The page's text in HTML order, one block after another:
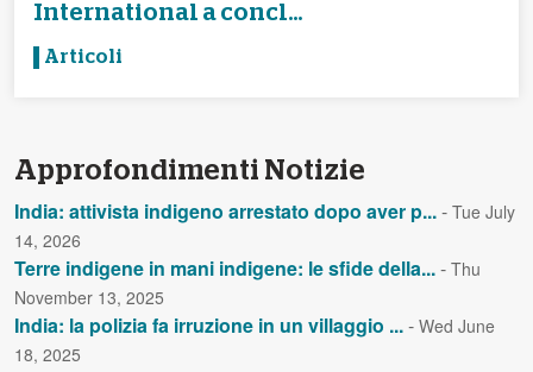
International a concl...
Articoli
Approfondimenti Notizie
India: attivista indigeno arrestato dopo aver p...- Tue July
14, 2026
Terre indigene in mani indigene: le sfide della...- Thu
November 13, 2025
India: la polizia fa irruzione in un villaggio ...- Wed June
18, 2025